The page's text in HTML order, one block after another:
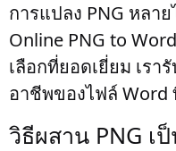
การแปลง PNG หลา
Online PNG to
เลือกที่ยอดเยี่ยม เร
อาชีพของไฟล์ Word
วิธีผสาน PNG เ